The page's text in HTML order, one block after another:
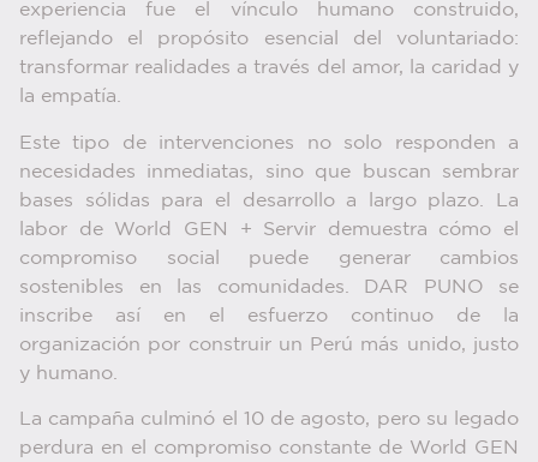
experiencia fue el vínculo humano construido,
reflejando el propósito esencial del voluntariado:
transformar realidades a través del amor, la caridad y
la empatía.
Este tipo de intervenciones no solo responden a
necesidades inmediatas, sino que buscan sembrar
bases sólidas para el desarrollo a largo plazo. La
labor de World GEN + Servir demuestra cómo el
compromiso social puede generar cambios
sostenibles en las comunidades. DAR PUNO se
inscribe así en el esfuerzo continuo de la
organización por construir un Perú más unido, justo
y humano.
La campaña culminó el 10 de agosto, pero su legado
perdura en el compromiso constante de World GEN